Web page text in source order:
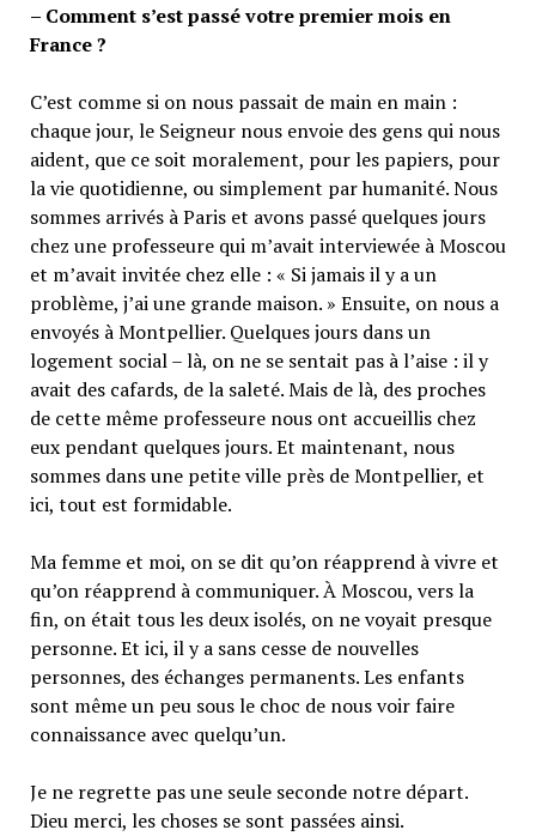
– Comment s’est passé votre premier mois en
France ?
C’est comme si on nous passait de main en main :
chaque jour, le Seigneur nous envoie des gens qui nous
aident, que ce soit moralement, pour les papiers, pour
la vie quotidienne, ou simplement par humanité. Nous
sommes arrivés à Paris et avons passé quelques jours
chez une professeure qui m’avait interviewée à Moscou
et m’avait invitée chez elle : « Si jamais il y a un
problème, j’ai une grande maison. » Ensuite, on nous a
envoyés à Montpellier. Quelques jours dans un
logement social – là, on ne se sentait pas à l’aise : il y
avait des cafards, de la saleté. Mais de là, des proches
de cette même professeure nous ont accueillis chez
eux pendant quelques jours. Et maintenant, nous
sommes dans une petite ville près de Montpellier, et
ici, tout est formidable.
Ma femme et moi, on se dit qu’on réapprend à vivre et
qu’on réapprend à communiquer. À Moscou, vers la
fin, on était tous les deux isolés, on ne voyait presque
personne. Et ici, il y a sans cesse de nouvelles
personnes, des échanges permanents. Les enfants
sont même un peu sous le choc de nous voir faire
connaissance avec quelqu’un.
Je ne regrette pas une seule seconde notre départ.
Dieu merci, les choses se sont passées ainsi.